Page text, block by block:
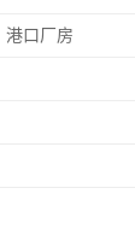
港口厂房